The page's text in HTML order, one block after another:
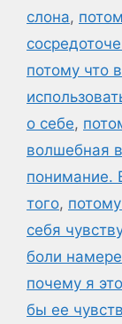
слона,
потому что
о себе,
волшебная
понимание.
того,
себя
боли
почему я
бы ее